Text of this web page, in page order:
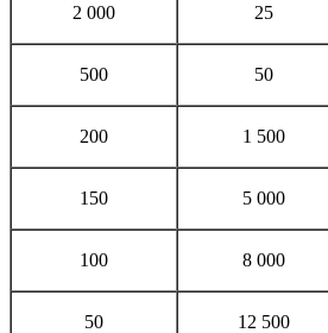
2 000 25
500 50
200 1 500
150 5 000
100 8 000
50 12 500